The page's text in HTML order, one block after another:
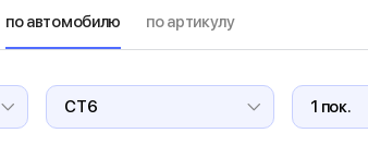
по автомобилю по артикулу